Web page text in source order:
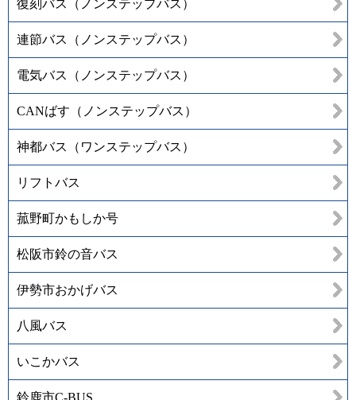
復刻バス（ノンステップバス）
連節バス（ノンステップバス）
電気バス（ノンステップバス）
CANばす（ノンステップバス）
神都バス（ワンステップバス）
リフトバス
菰野町かもしか号
松阪市鈴の音バス
伊勢市おかげバス
八風バス
いこかバス
鈴鹿市C-BUS